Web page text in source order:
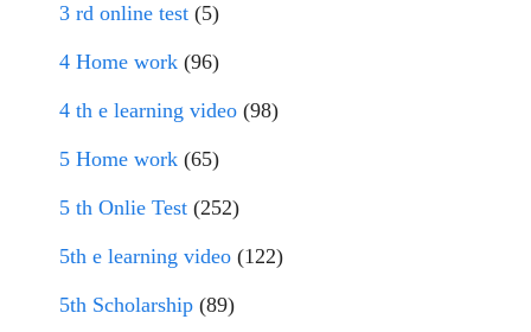
3 rd online test (5)
4 Home work (96)
4 th e learning video (98)
5 Home work (65)
5 th Onlie Test (252)
5th e learning video (122)
5th Scholarship (89)